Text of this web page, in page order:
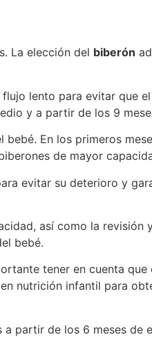
La elección del biberón
lento para evitar que
y a partir de los 9
bebé. En los primeros
de mayor
evitar su deterioro y
así como la
bebé.
tener en cuenta
nutrición infantil para
partir de los 6 meses de